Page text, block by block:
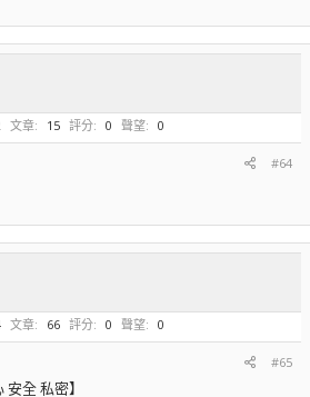
.NET framework 4.8。它應該已經預裝
以在這裡下載：
download/visual-studio-sdks?
文章 15 評分 0 聲望 0
#64
文章 66 評分 0 聲望 0
#65
安全 私密】